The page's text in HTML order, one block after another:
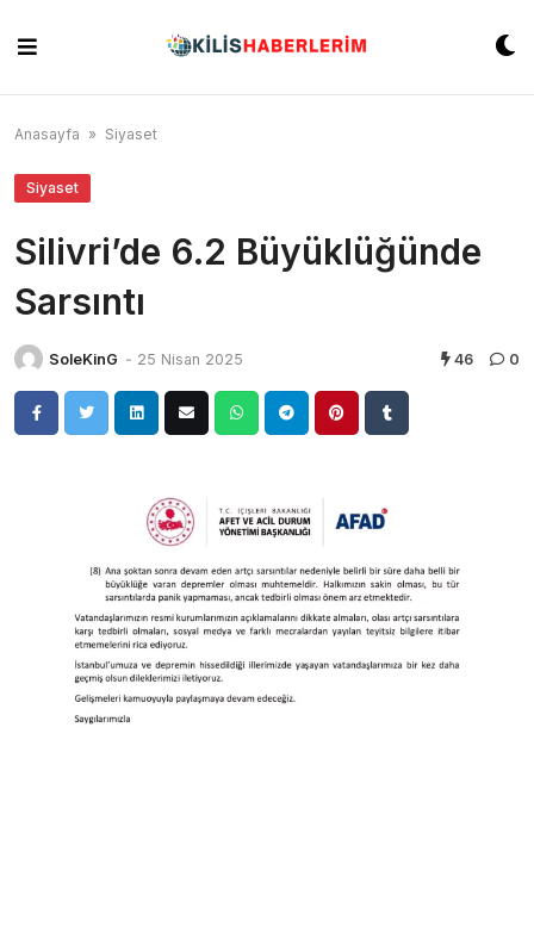
content
Anasayfa » Siyaset
Siyaset
Silivri’de 6.2 Büyüklüğünde
Sarsıntı
SoleKinG - 25 Nisan 2025 46 0